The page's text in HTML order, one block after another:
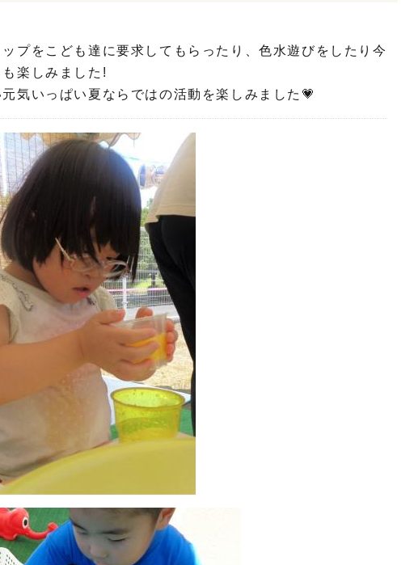
プをこども達に要求してもらったり、色水遊びをしたり今
楽しみました!
気いっぱい夏ならではの活動を楽しみました💗